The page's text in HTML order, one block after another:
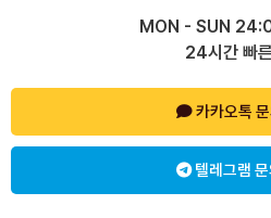
b
o
t
e
r
MON - SUN
24시간 빠
카카오톡
텔레그램 문